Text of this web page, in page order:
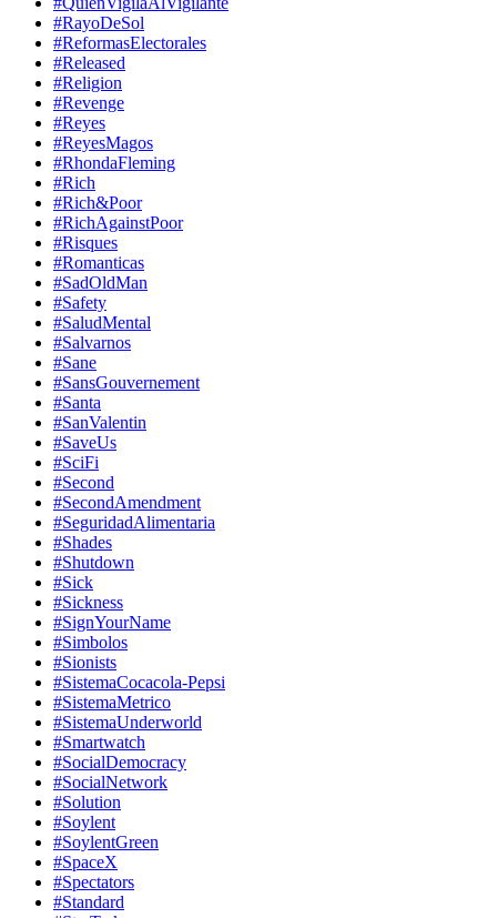
#RayoDeSol
#ReformasElectorales
#Released
#Religion
#Revenge
#Reyes
#ReyesMagos
#RhondaFleming
#Rich
#Rich&Poor
#RichAgainstPoor
#Risques
#Romanticas
#SadOldMan
#Safety
#SaludMental
#Salvarnos
#Sane
#SansGouvernement
#Santa
#SanValentin
#SaveUs
#SciFi
#Second
#SecondAmendment
#SeguridadAlimentaria
#Shades
#Shutdown
#Sick
#Sickness
#SignYourName
#Simbolos
#Sionists
#SistemaCocacola-Pepsi
#SistemaMetrico
#SistemaUnderworld
#Smartwatch
#SocialDemocracy
#SocialNetwork
#Solution
#Soylent
#SoylentGreen
#SpaceX
#Spectators
#Standard